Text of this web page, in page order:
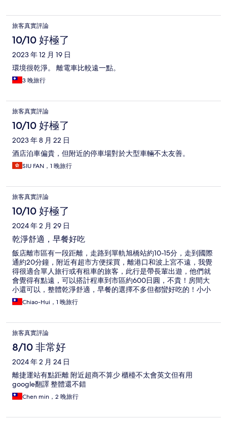
旅客真實評論
10/10 好極了
2023 年 12 月 19 日
環境很乾淨。 離電車比較遠一點。
3 晚旅行
旅客真實評論
10/10 好極了
2023 年 8 月 22 日
酒店泊車偏貴，但附近的停車場對於大型車輛不太友善。
SIU FAN，1 晚旅行
旅客真實評論
10/10 好極了
2024 年 2 月 29 日
乾淨舒適，早餐好吃
飯店離市區有一段距離，走路到單軌旭橋站約10-15分，走到國際
通約20分鐘，附近有超市方便採買，離港口和波上宮不遠，我覺
得很適合單人旅行或有租車的旅客，此行是帶長輩出遊，他們就
會覺得有點遠，可以搭計程車到市區約600日圓，不貴！房間大
小還可以，整體乾淨舒適，早餐的選擇不多但都蠻好吃的！小小
建議電視主選單的成人頻道示意圖可以遮蔽，不然和長輩一起看
到蠻尷尬的...
Chiao-Hui，1 晚旅行
旅客真實評論
8/10 非常好
2024 年 2 月 24 日
離捷運站有點距離 附近超商不算少 櫃檯不太會英文但有用
google翻譯 整體還不錯
Chen min，2 晚旅行